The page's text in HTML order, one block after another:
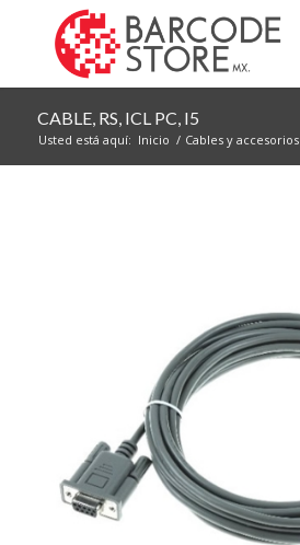
CABLE, RS, ICL PC, I5
Usted está aquí: Inicio / Cables y accesorios